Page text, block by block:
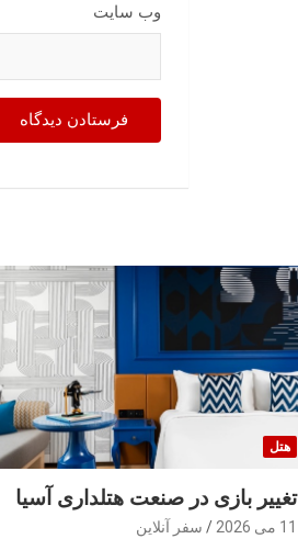
وب‌ سایت
هتل
تغییر بازی در صنعت هتلداری آسیا
11 می 2026 سفر آنلاین